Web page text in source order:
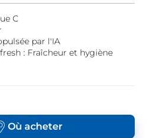
C
par l'IA
: Fraîcheur et hygiène
Où acheter